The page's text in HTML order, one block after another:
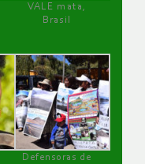
VALE mata,
Brasil
Defensoras de